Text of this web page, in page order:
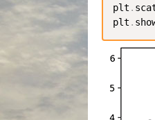
plt .
plt .